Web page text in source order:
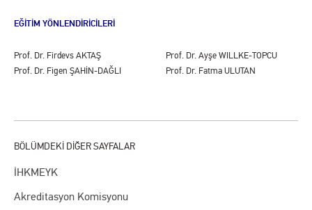
İHKMEYK
Akreditasyon Komisyonu
EĞİTİM YÖNLENDİRİCİLERİ
Prof. Dr. Firdevs AKTAŞ
Prof. Dr. Ayşe WILLKE-TOPCU
Prof. Dr. Figen ŞAHİN-DAĞLI
Prof. Dr. Fatma ULUTAN